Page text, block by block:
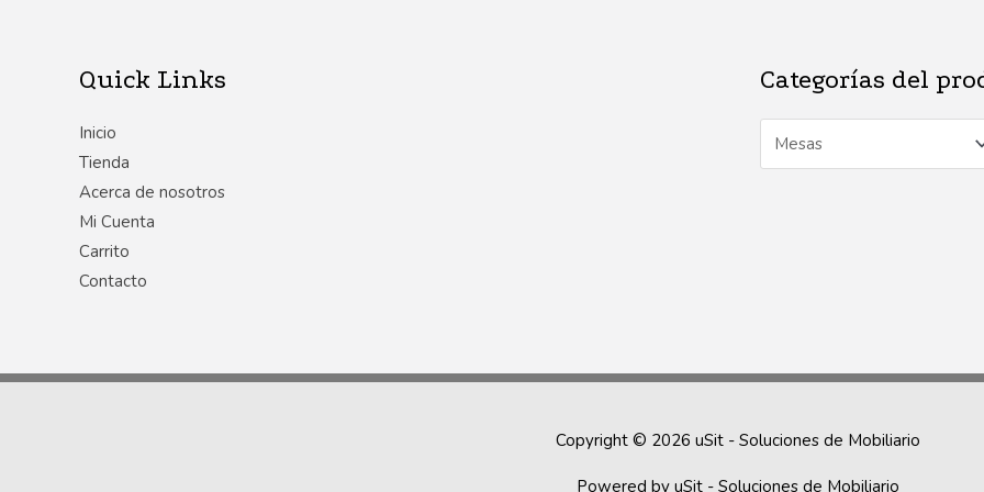
Quick Links
Inicio
Tienda
Acerca de nosotros
Mi Cuenta
Carrito
Contacto
Categorías del
Copyright © 2026 uSit - Soluciones de Mobiliario
Powered by uSit - Soluciones de Mobiliario